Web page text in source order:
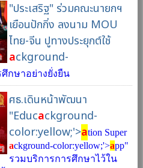
"ประเสริฐ" ร่วมคณะนายกฯ
เยือนปักกิ่ง ลงนาม MOU
ไทย-จีน ปูทางประยุกต์ใช้
ackground-
ศึกษาอย่างยั่งยืน
ศธ.เดินหน้าพัฒนา
"Educackground-
color:yellow;'>ation Super
ackground-color:yellow;'>app"
รวมบริการการศึกษาไว้ใน